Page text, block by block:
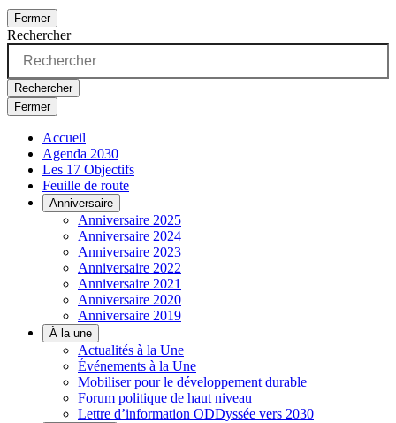
Fermer
Rechercher
Rechercher
Fermer
Accueil
Agenda 2030
Les 17 Objectifs
Feuille de route
Anniversaire
Anniversaire 2025
Anniversaire 2024
Anniversaire 2023
Anniversaire 2022
Anniversaire 2021
Anniversaire 2020
Anniversaire 2019
À la une
Actualités à la Une
Événements à la Une
Mobiliser pour le développement durable
Forum politique de haut niveau
Lettre d’information ODDyssée vers 2030